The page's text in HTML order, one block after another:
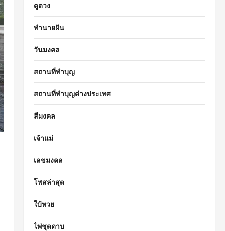
ดูดวง
ทำนายฝัน
วันมงคล
สถานที่ทำบุญ
สถานที่ทำบุญต่างประเทศ
สีมงคล
เจ้าแม่
เลขมงคล
โพสล่าสุด
ใบ้หวย
ไพ่ชุดดาบ